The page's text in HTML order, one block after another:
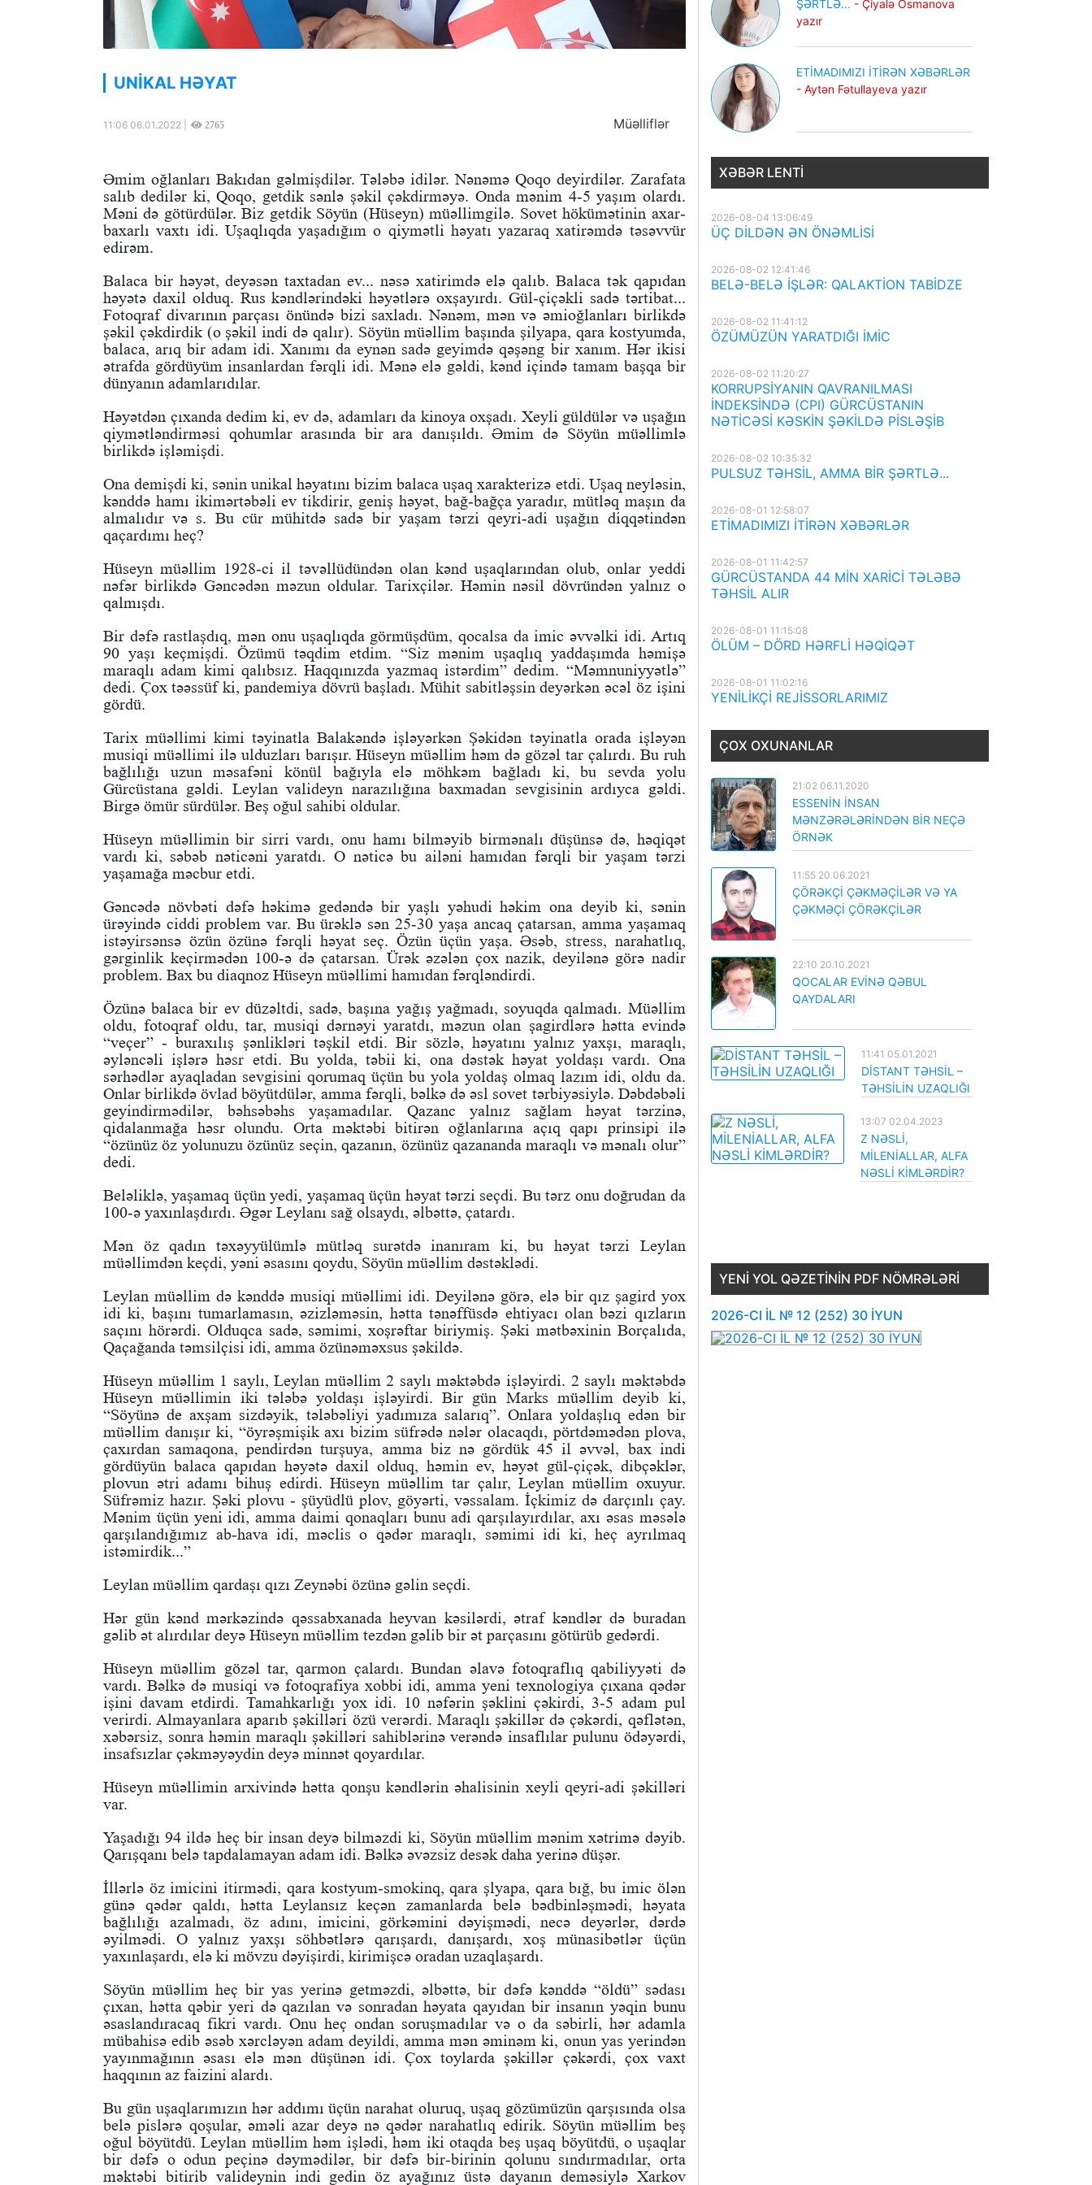
UNİKAL HƏYAT
11:06 06.01.2022 | 2765 Müəlliflər
Əmim oğlanları Bakıdan gəlmişdilər. Tələbə idilər. Nənəmə Qoqo deyirdilər. Zarafata
salıb dedilər ki, Qoqo, getdik sənlə şəkil çəkdirməyə. Onda mənim 4-5 yaşım olardı.
Məni də götürdülər. Biz getdik Söyün (Hüseyn) müəllimgilə. Sovet hökümətinin axar-
baxarlı vaxtı idi. Uşaqlıqda yaşadığım o qiymətli həyatı yazaraq xatirəmdə təsəvvür
edirəm.
Balaca bir həyət, deyəsən taxtadan ev... nəsə xatirimdə elə qalıb. Balaca tək qapıdan
həyətə daxil olduq. Rus kəndlərindəki həyətlərə oxşayırdı. Gül-çiçəkli sadə tərtibat...
Fotoqraf divarının parçası önündə bizi saxladı. Nənəm, mən və əmioğlanları birlikdə
şəkil çəkdirdik (o şəkil indi də qalır). Söyün müəllim başında şilyapa, qara kostyumda,
balaca, arıq bir adam idi. Xanımı da eynən sadə geyimdə qəşəng bir xanım. Hər ikisi
ətrafda gördüyüm insanlardan fərqli idi. Mənə elə gəldi, kənd içində tamam başqa bir
dünyanın adamlarıdılar.
Həyətdən çıxanda dedim ki, ev də, adamları da kinoya oxşadı. Xeyli güldülər və uşağın
qiymətləndirməsi qohumlar arasında bir ara danışıldı. Əmim də Söyün müəllimlə
birlikdə işləmişdi.
Ona demişdi ki, sənin unikal həyatını bizim balaca uşaq xarakterizə etdi. Uşaq neyləsin,
kənddə hamı ikimərtəbəli ev tikdirir, geniş həyət, bağ-bağça yaradır, mütləq maşın da
almalıdır və s. Bu cür mühitdə sadə bir yaşam tərzi qeyri-adi uşağın diqqətindən
qaçardımı heç?
Hüseyn müəllim 1928-ci il təvəllüdündən olan kənd uşaqlarından olub, onlar yeddi
nəfər birlikdə Gəncədən məzun oldular. Tarixçilər. Həmin nəsil dövründən yalnız o
qalmışdı.
Bir dəfə rastlaşdıq, mən onu uşaqlıqda görmüşdüm, qocalsa da imic əvvəlki idi. Artıq
90 yaşı keçmişdi. Özümü təqdim etdim. “Siz mənim uşaqlıq yaddaşımda həmişə
maraqlı adam kimi qalıbsız. Haqqınızda yazmaq istərdim” dedim. “Məmnuniyyətlə”
dedi. Çox təəssüf ki, pandemiya dövrü başladı. Mühit sabitləşsin deyərkən əcəl öz işini
gördü.
Tarix müəllimi kimi təyinatla Balakəndə işləyərkən Şəkidən təyinatla orada işləyən
musiqi müəllimi ilə ulduzları barışır. Hüseyn müəllim həm də gözəl tar çalırdı. Bu ruh
bağlılığı uzun məsafəni könül bağıyla elə möhkəm bağladı ki, bu sevda yolu
Gürcüstana gəldi. Leylan valideyn narazılığına baxmadan sevgisinin ardıyca gəldi.
Birgə ömür sürdülər. Beş oğul sahibi oldular.
Hüseyn müəllimin bir sirri vardı, onu hamı bilməyib birmənalı düşünsə də, həqiqət
vardı ki, səbəb nəticəni yaratdı. O nəticə bu ailəni hamıdan fərqli bir yaşam tərzi
yaşamağa məcbur etdi.
Gəncədə növbəti dəfə həkimə gedəndə bir yaşlı yəhudi həkim ona deyib ki, sənin
ürəyində ciddi problem var. Bu ürəklə sən 25-30 yaşa ancaq çatarsan, amma yaşamaq
istəyirsənsə özün özünə fərqli həyat seç. Özün üçün yaşa. Əsəb, stress, narahatlıq,
gərginlik keçirmədən 100-ə də çatarsan. Ürək əzələn çox nazik, deyilənə görə nadir
problem. Bax bu diaqnoz Hüseyn müəllimi hamıdan fərqləndirdi.
Özünə balaca bir ev düzəltdi, sadə, başına yağış yağmadı, soyuqda qalmadı. Müəllim
oldu, fotoqrafoldu, tar, musiqi dərnəyi yaratdı, məzun olan şagirdlərə hətta evində
“veçer” - buraxılış şənlikləri təşkil etdi. Bir sözlə, həyatını yalnız yaxşı, maraqlı,
əyləncəli işlərə həsr etdi. Bu yolda, təbii ki, ona dəstək həyat yoldaşı vardı. Ona
sərhədlər ayaqladan sevgisini qorumaq üçün bu yola yoldaş olmaq lazım idi, oldu da.
Onlar birlikdə övlad böyütdülər, amma fərqli, bəlkə də əsl sovet tərbiyəsiylə. Dəbdəbəli
geyindirmədilər, bəhsəbəhs yaşamadılar. Qazanc yalnız sağlam həyat tərzinə,
qidalanmağa həsr olundu. Orta məktəbi bitirən oğlanlarına açıq qapı prinsipi ilə
“özünüz öz yolunuzu özünüz seçin, qazanın, özünüz qazananda maraqlı və mənalı olur”
dedi.
Beləliklə, yaşamaq üçün yedi, yaşamaq üçün həyat tərzi seçdi. Bu tərz onu doğrudan da
100-ə yaxınlaşdırdı. Əgər Leylanı sağ olsaydı, əlbəttə, çatardı.
Mən öz qadın təxəyyülümlə mütləq surətdə inanıram ki, bu həyat tərzi Leylan
müəllimdən keçdi, yəni əsasını qoydu, Söyün müəllim dəstəklədi.
Leylan müəllim də kənddə musiqi müəllimi idi. Deyilənə görə, elə bir qız şagird yox
idi ki, başınıtumarlamasın, əzizləməsin, hətta tənəffüsdə ehtiyacı olan bəzi qızların
saçını hörərdi. Olduqca sadə, səmimi, xoşrəftar biriymiş. Şəki mətbəxinin Borçalıda,
Qaçağanda təmsilçisi idi, amma özünəməxsus şəkildə.
Hüseyn müəllim 1 saylı, Leylan müəllim 2 saylı məktəbdə işləyirdi. 2 saylı məktəbdə
Hüseyn müəllimin iki tələbə yoldaşı işləyirdi. Bir gün Marks müəllim deyib ki,
“Söyünə de axşam sizdəyik, tələbəliyi yadımıza salarıq”. Onlara yoldaşlıq edən bir
müəllim danışır ki, “öyrəşmişik axı bizim süfrədə nələr olacaqdı, pörtdəmədən plova,
çaxırdan samaqona, pendirdən turşuya, amma biz nə gördük 45 il əvvəl, bax indi
gördüyün balaca qapıdan həyətə daxil olduq, həmin ev, həyət gül-çiçək, dibçəklər,
plovun ətri adamı bihuş edirdi. Hüseyn müəllim tar çalır, Leylan müəllim oxuyur.
Süfrəmiz hazır. Şəki plovu - şüyüdlü plov, göyərti, vəssalam. İçkimiz də darçınlı çay.
Mənim üçün yeni idi, amma daimi qonaqları bunu adi qarşılayırdılar, axı əsas məsələ
qarşılandığımız ab-hava idi, məclis o qədər maraqlı, səmimi idi ki, heç ayrılmaq
istəmirdik...”
Leylan müəllim qardaşı qızı Zeynəbi özünə gəlin seçdi.
Hər gün kənd mərkəzində qəssabxanada heyvan kəsilərdi, ətraf kəndlər də buradan
gəlib ət alırdılar deyə Hüseyn müəllim tezdən gəlib bir ət parçasını götürüb gedərdi.
Hüseyn müəllim gözəl tar, qarmon çalardı. Bundan əlavə fotoqraflıq qabiliyyəti də
vardı. Bəlkə də musiqi və fotoqrafiya xobbi idi, amma yeni texnologiya çıxana qədər
işini davam etdirdi. Tamahkarlığı yox idi. 10 nəfərin şəklini çəkirdi, 3-5 adam pul
verirdi. Almayanlara aparıb şəkilləri özü verərdi. Maraqlı şəkillər də çəkərdi, qəflətən,
xəbərsiz, sonra həmin maraqlı şəkilləri sahiblərinə verəndə insaflılar pulunu ödəyərdi,
insafsızlar çəkməyəydin deyə minnət qoyardılar.
Hüseyn müəllimin arxivində hətta qonşu kəndlərin əhalisinin xeyli qeyri-adi şəkilləri
var.
Yaşadığı 94 ildə heç bir insan deyə bilməzdi ki, Söyün müəllim mənim xətrimə dəyib.
Qarışqanı belə tapdalamayan adam idi. Bəlkə əvəzsiz desək daha yerinə düşər.
İllərlə öz imicini itirmədi, qara kostyum-smokinq, qara şlyapa, qara bığ, bu imic ölən
günə qədər qaldı, hətta Leylansız keçən zamanlarda belə bədbinləşmədi, həyata
bağlılığı azalmadı, öz adını, imicini, görkəmini dəyişmədi, necə deyərlər, dərdə
əyilmədi. O yalnız yaxşı söhbətlərə qarışardı, danışardı, xoş münasibətlər üçün
yaxınlaşardı, elə ki mövzu dəyişirdi, kirimişcə oradan uzaqlaşardı.
Söyün müəllim heç bir yas yerinə getməzdi, əlbəttə, bir dəfə kənddə “öldü” sədası
çıxan, hətta qəbir yeri də qazılan və sonradan həyata qayıdan bir insanın yəqin bunu
əsaslandıracaq fikri vardı. Onu heç ondan soruşmadılar və o da səbirli, hər adamla
mübahisə edib əsəb xərcləyən adam deyildi, amma mən əminəm ki, onun yas yerindən
yayınmağının əsası elə mən düşünən idi. Çox toylarda şəkillər çəkərdi, çox vaxt
haqqının az faizini alardı.
Bu gün uşaqlarımızın hər addımı üçün narahat oluruq, uşaq gözümüzün qarşısında olsa
belə pislərə qoşular, əməli azar deyə nə qədər narahatlıq edirik. Söyün müəllim beş
oğul böyütdü. Leylan müəllim həm işlədi, həm iki otaqda beş uşaq böyütdü, o uşaqlar
bir dəfə o odun peçinə dəymədilər, bir dəfə bir-birinin qolunu sındırmadılar, orta
məktəbi bitirib valideynin indi gedin öz ayağınız üstə dayanın deməsiylə Xarkov
ŞƏRTLƏ... - Çiyalə Osmanova
yazır
ETİMADIMIZI İTİRƏN XƏBƏRLƏR
- Aytən Fətullayeva yazır
XƏBƏR LENTI
2026-08-04 13:06:49
ÜÇ DİLDƏN ƏN ÖNƏMLİSİ
2026-08-02 12:41:46
BELƏ-BELƏ İŞLƏR: QALAKTİON TABİDZE
2026-08-02 11:41:12
ÖZÜMÜZÜN YARATDIĞI İMİC
2026-08-02 11:20:27
KORRUPSİYANIN QAVRANILMASI
İNDEKSİNDƏ (CPI) GÜRCÜSTANIN
NƏTİCƏSİ KƏSKİN ŞƏKİLDƏ PİSLƏŞİB
2026-08-02 10:35:32
PULSUZ TƏHSİL, AMMA BİR ŞƏRTLƏ...
2026-08-01 12:58:07
ETİMADIMIZI İTİRƏN XƏBƏRLƏR
2026-08-01 11:42:57
GÜRCÜSTANDA 44 MİN XARİCİ TƏLƏBƏ
TƏHSİL ALIR
2026-08-01 11:15:08
ÖLÜM – DÖRD HƏRFLİ HƏQİQƏT
2026-08-01 11:02:16
YENİLİKÇİ REJİSSORLARIMIZ
ÇOX OXUNANLAR
21:02 06.11.2020
ESSENİN İNSAN
MƏNZƏRƏLƏRİNDƏN BİR NEÇƏ
ÖRNƏK
11:55 20.06.2021
ÇÖRƏKÇİ ÇƏKMƏÇİLƏR VƏ YA
ÇƏKMƏÇİ ÇÖRƏKÇİLƏR
22:10 20.10.2021
QOCALAR EVİNƏ QƏBUL
QAYDALARI
11:41 05.01.2021
DİSTANT TƏHSİL –
TƏHSİLİN UZAQLIĞI
13:07 02.04.2023
Z NƏSLİ,
MİLENİALLAR, ALFA
NƏSLİ KİMLƏRDİR?
YENI YOL QƏZETININ PDF NÖMRƏLƏRI
2026-CI İL № 12 (252) 30 İYUN